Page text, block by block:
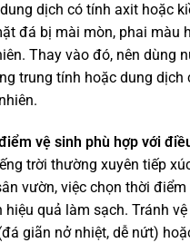
dịch có tính axit hoặc
đá bị mài mòn, phai màu
Thay vào đó, nên dùng
trung tính hoặc dung dịch
vệ sinh phù hợp với
trời thường xuyên tiếp
vườn, việc chọn thời điểm
hiệu quả làm sạch. Tránh
giãn nở nhiệt, dễ nứt)